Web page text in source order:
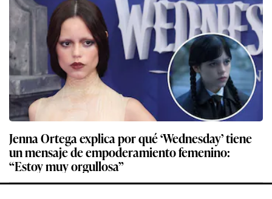
Jenna Ortega explica por qué ‘Wednesday’ tiene
un mensaje de empoderamiento femenino:
“Estoy muy orgullosa”